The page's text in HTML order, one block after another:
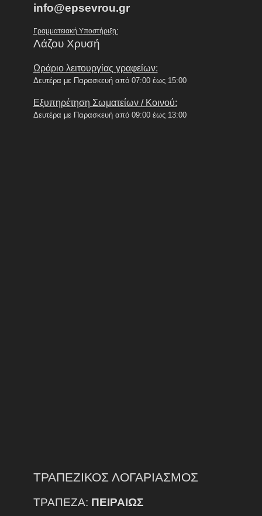
info@epsevrou.gr
Γραμματειακή Υποστήριξη:
Λάζου Χρυσή
Ωράριο λειτουργίας γραφείων:
Δευτέρα με Παρασκευή από 07:00 έως 15:00
Εξυπηρέτηση Σωματείων / Κοινού:
Δευτέρα με Παρασκευή από 09:00 έως 13:00
ΤΡΑΠΕΖΙΚΟΣ ΛΟΓΑΡΙΑΣΜΟΣ
ΤΡΑΠΕΖΑ: ΠΕΙΡΑΙΩΣ